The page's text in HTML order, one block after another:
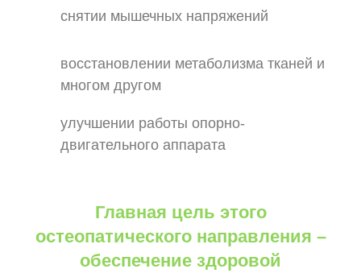
снятии мышечных напряжений
восстановлении метаболизма тканей и
многом другом
улучшении работы опорно-
двигательного аппарата
Главная цель этого
остеопатического направления –
обеспечение здоровой